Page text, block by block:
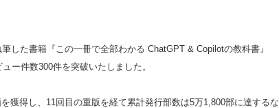
した書籍『この一冊で全部わかる ChatGPT & Copilotの教科書』
ー件数300件を突破いたしました。
獲得し、11回目の重版を経て累計発行部数は5万1,800部に達するな